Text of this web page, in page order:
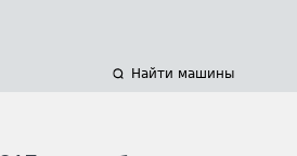
Найти машины